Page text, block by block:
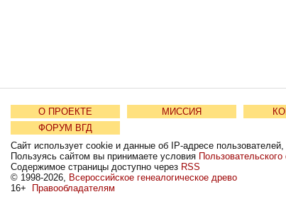
О ПРОЕКТЕ МИССИЯ
ФОРУМ ВГД
Сайт использует cookie и данные об IP-адресе
Пользуясь сайтом вы принимаете условия
Содержимое страницы доступно через RSS
© 1998-2026, Всероссийское генеалогическое древо
16+
Правообладателям